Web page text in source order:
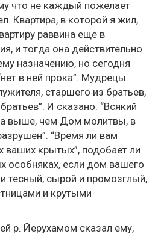
что не каждый пожелает
Квартира, в которой я жил,
раввина еще в
и тогда она действительно
назначению, но сегодня
в ней прока”. Мудрецы
старшего из братьев,
И сказано: “Всякий
выше, чем Дом молитвы, в
“Время ли вам
ваших крытых”, подобает ли
особняках, если дом вашего
тесный, сырой и промозглый,
и крутыми
р. Йерухамом сказал ему,